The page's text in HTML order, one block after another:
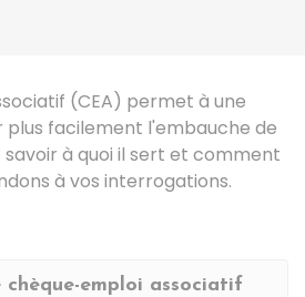
(CEA) permet à une
plus facilement l'embauche de
savoir à quoi il sert et comment
à vos interrogations.
chèque-emploi associatif